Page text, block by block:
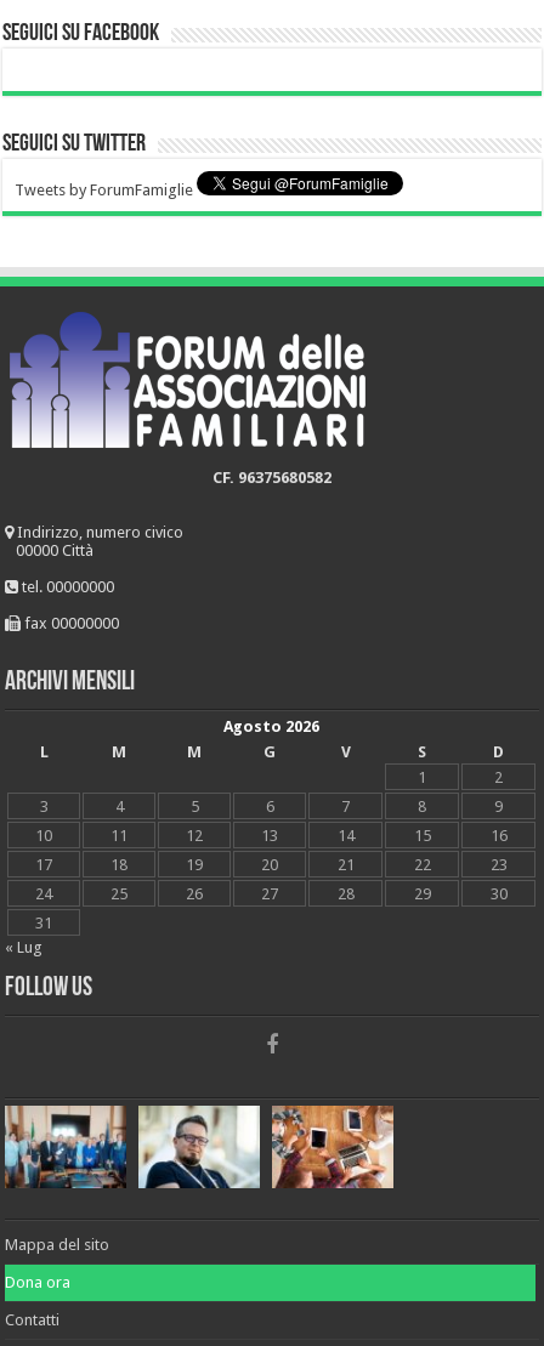
Seguici su Facebook
Seguici su Twitter
Tweets by ForumFamiglie
CF. 96375680582
Indirizzo, numero civico
00000 Città
tel. 00000000
fax 00000000
Archivi mensili
Agosto 2026
L
M M G V S
D
1
2
3
4 5 6 7 8
9
10
11 12 13 14 15
16
17
18 19 20 21 22
23
24
25 26 27 28 29
30
31
« Lug
Follow Us
Mappa del sito
Dona ora
Contatti